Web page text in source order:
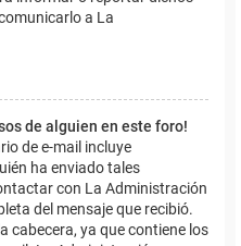
a La
de alguien en este foro!
de e-mail incluye
ha enviado tales
con La Administración
del mensaje que recibió.
cabecera, ya que contiene los